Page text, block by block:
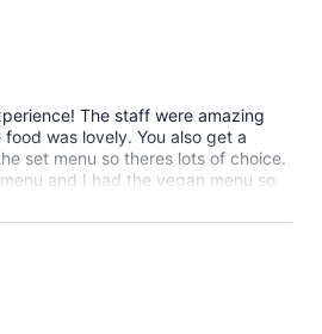
The staff were amazing
was lovely. You also get a
set menu so theres lots of choice.
and I had the vegan menu so
The dancing was lovely
great. Also the wine kept
this trip of youre visiting